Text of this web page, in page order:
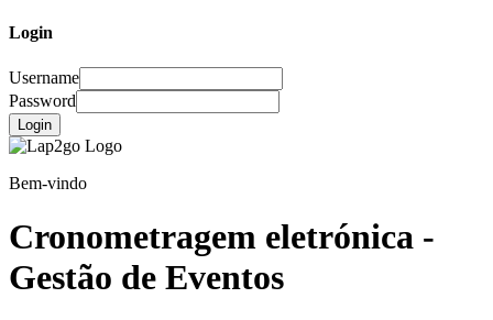
Login
Username
Password
Login
Bem-vindo
Cronometragem eletrónica -
Gestão de Eventos